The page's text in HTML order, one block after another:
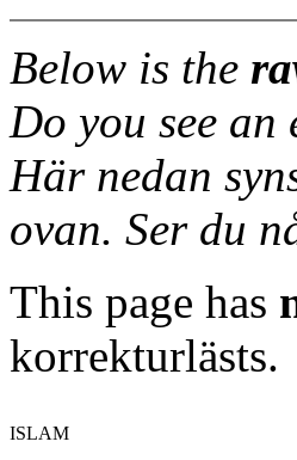
Below is the
Do you see an
Här nedan
ovan. Ser du
This page has
korrekturlästs.
ISLAM